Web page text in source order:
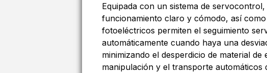
Equipada con un sistema de
funcionamiento claro y cómodo, así
fotoeléctricos permiten el seguimiento
automáticamente cuando haya una
minimizando el desperdicio de material
manipulación y el transporte